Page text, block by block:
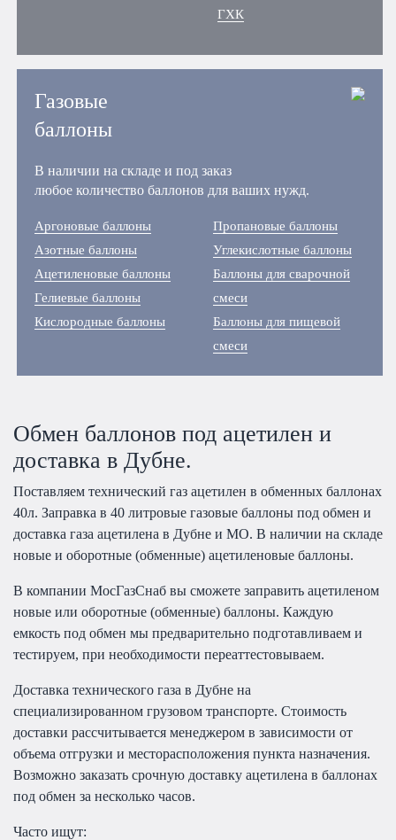
ГХК
Газовые
баллоны
В наличии на складе и под заказ
любое количество баллонов для ваших нужд.
Аргоновые баллоны
Азотные баллоны
Ацетиленовые баллоны
Гелиевые баллоны
Кислородные баллоны
Пропановые баллоны
Углекислотные баллоны
Баллоны для сварочной
смеси
Баллоны для пищевой
смеси
Обмен баллонов под ацетилен и
доставка в Дубне.
Поставляем технический газ ацетилен в обменных баллонах
40л. Заправка в 40 литровые газовые баллоны под обмен и
доставка газа ацетилена в Дубне и МО. В наличии на складе
новые и оборотные (обменные) ацетиленовые баллоны.
В компании МосГазСнаб вы сможете заправить ацетиленом
новые или оборотные (обменные) баллоны. Каждую
емкость под обмен мы предварительно подготавливаем и
тестируем, при необходимости переаттестовываем.
Доставка технического газа в Дубне на
специализированном грузовом транспорте. Стоимость
доставки рассчитывается менеджером в зависимости от
объема отгрузки и месторасположения пункта назначения.
Возможно заказать срочную доставку ацетилена в баллонах
под обмен за несколько часов.
Часто ищут: